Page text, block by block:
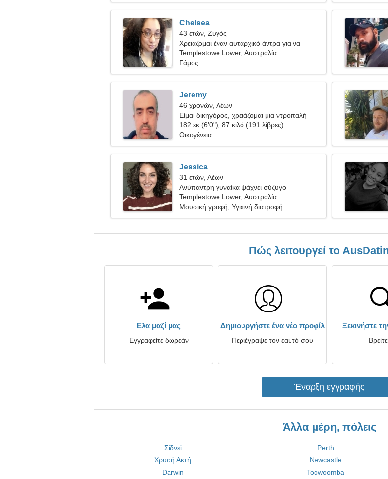
Chelsea
43 ετών, Ζυγός
Χρειάζομαι έναν αυταρχικό άντρα για να
χορέψω
Templestowe Lower, Αυστραλία
Γάμος
Jeremy
46 χρονών, Λέων
Είμαι δικηγόρος, χρειάζομαι μια ντροπαλή
γυναίκα
182 εκ (6'0"), 87 κιλό (191 λίβρες)
Οικογένεια
Jessica
31 ετών, Λέων
Ανύπαντρη γυναίκα ψάχνει σύζυγο
Templestowe Lower, Αυστραλία
Μουσική γραφή, Υγιεινή διατροφή
Πώς λειτουργεί το
Ελα μαζί μας
Εγγραφείτε δωρεάν
Δημιουργήστε ένα νέο προφίλ
Περιέγραψε τον εαυτό σου
Ξεκινήστε
Έναρξη εγγραφής
Άλλα μέρη, πόλεις
Σίδνεϊ Perth
Χρυσή Ακτή
Newcastle
Darwin
Toowoomba